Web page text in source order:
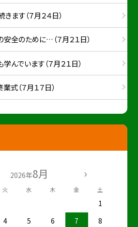
ます（７月２４日）
全のために…（７月２１日）
んでいます（７月２１日）
式（７月１７日）
2026年8月
火 水 木 金 土
1
4 5 6 7
8